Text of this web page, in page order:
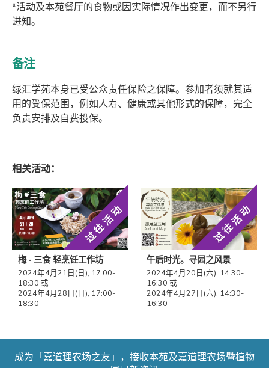
*活动及本苑餐厅的食物或因实际情况作出变更，而不另行
进知。
备注
绿汇学苑本身已受公众责任保险之保障。参加者须就其适
用的受保范围，例如人寿、健康或其他形式的保障，完全
负责安排及自费投保。
相关活动：
过往活动
梅 ‧ 三食 轻烹饪工作坊
2024年4月21日(日), 17:00-
18:30 或
2024年4月28日(日), 17:00-
18:30
过往活动
午后时光。寻园之风景
2024年4月20日(六), 14:30-
16:30 或
2024年4月27日(六), 14:30-
16:30
成为「嘉道理农场之友」，接收本苑及嘉道理农场暨植物